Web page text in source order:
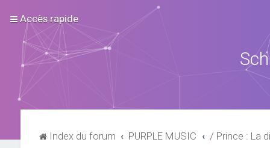
Accès rapide
Index du forum PURPLE MUSIC / Prince : La